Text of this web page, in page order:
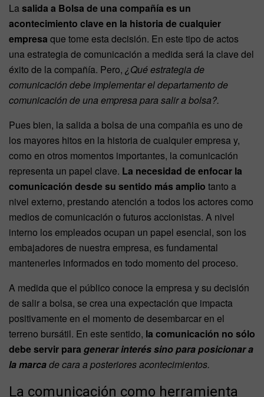
Lasalida a Bolsa de una compañía es un
acontecimiento clave en la historia de cualquier
empresa que tome esta decisión. En este tipo de actos
una estrategia de comunicación a medida será la clave del
éxito de la compañía. Pero, ¿Qué estrategia de
comunicación debe implementar el departamento de
comunicación de una empresa para salir a bolsa?.
Pues bien, la salida a bolsa de una compañia es uno de
los mayores hitos en la historia de cualquier empresa y,
como en otros momentos importantes, la comunicación
representa un papel clave. La necesidad de enfocar la
comunicación desde su sentido más amplio tanto a
nivel externo, prestando atención a todos los actores como
medios de comunicación o futuros accionistas. A nivel
interno los empleados ocupan un papel esencial, son los
embajadores de nuestra empresa, es fundamental
mantenerles informados en todo momento del proceso.
A medida que el público conoce la empresa y su decisión
de salir a bolsa, se crea una expectación que impacta
positivamente en el momento de desembarcar en el
terreno bursátil. En este sentido, la comunicación no sólo
debe servir para generar interés sino para posicionar a
la marcade cara a posteriores acontecimientos.
La comunicación como herramienta